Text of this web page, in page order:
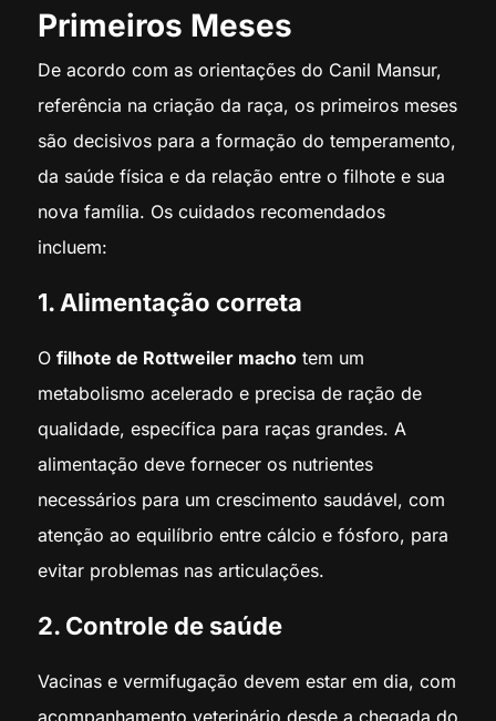
Primeiros Meses
De acordo com as orientações do Canil Mansur,
referência na criação da raça, os primeiros meses
são decisivos para a formação do temperamento,
da saúde física e da relação entre o filhote e sua
nova família. Os cuidados recomendados
incluem:
1. Alimentação correta
O filhote de Rottweiler machotem um
metabolismo acelerado e precisa de ração de
qualidade, específica para raças grandes. A
alimentação deve fornecer os nutrientes
necessários para um crescimento saudável, com
atenção ao equilíbrio entre cálcio e fósforo, para
evitar problemas nas articulações.
2. Controle de saúde
Vacinas e vermifugação devem estar em dia, com
acompanhamento veterinário desde a chegada do